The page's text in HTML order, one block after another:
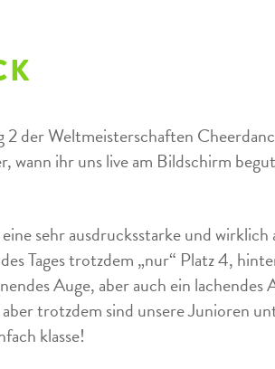
2 der Weltmeisterschaften
wann ihr uns live am Bildschirm
sehr ausdrucksstarke und wirklich
Tages trotzdem „nur“ Platz 4,
Auge, aber auch ein lachendes
trotzdem sind unsere Junioren
klasse!